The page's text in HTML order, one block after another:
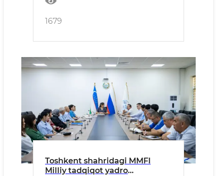
mavzusidao‘quv seminari
o‘tkazildi
1679
Toshkent shahridagi MMFI
Milliy tadqiqot yadro